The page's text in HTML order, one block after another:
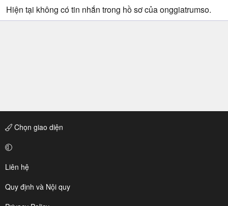
Hiện tại không có tin nhắn trong hồ sơ của onggiatrumso.
Chọn giao diện
Liên hệ
Quy định và Nội quy